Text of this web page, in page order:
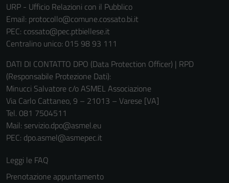
URP - Ufficio Relazioni con il Pubblico
Email: protocollo@comune.cossato.bi.it
PEC: cossato@pec.ptbiellese.it
Centralino unico: 015 98 93 111
DATI DI CONTATTO DPO (Data Protection Officer) | RPD
(Responsabile Protezione Dati):
Minucci Salvatore c/o ASMEL Associazione
Via Carlo Cattaneo, 9 – 21013 – Varese [VA]
Tel. 081 7504511
Mail: servizio.dpo@asmel.eu
PEC: dpo.asmel@asmepec.it
Leggi le FAQ
Prenotazione appuntamento